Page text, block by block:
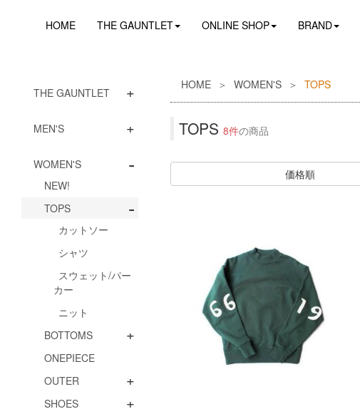
HOME THE GAUNTLET ONLINE SHOP BRAND
HOME WOMEN'S TOPS
TOPS 8件の商品
価格順
THE GAUNTLET +
MEN'S +
WOMEN'S
NEW!
TOPS
カットソー
シャツ
スウェット/パー
カー
ニット
-
BOTTOMS +
ONEPIECE
OUTER
+
SHOES +
-